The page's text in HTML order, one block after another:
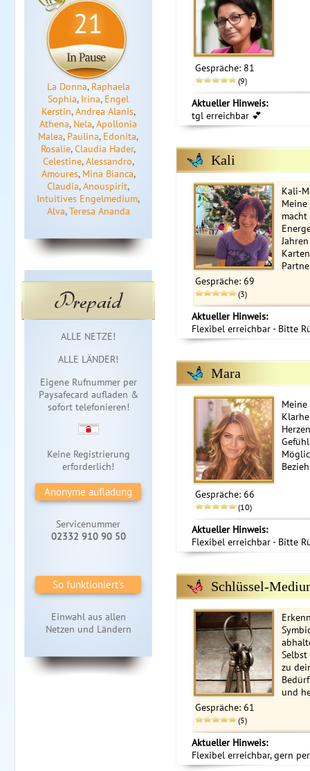
21
La Donna, Raphaela
Sophia, Irina, Engel
Kerstin,Andrea Alanis,
Athena, Nela,Apollonia
Malea, Paulina, Edonita,
Rosalie,Claudia Hader,
Celestine,Alessandro,
Amoures, Mina Bianca,
Claudia,Anouspirit,
Intuitives Engelmedium,
Alva,Teresa Ananda
Prepaid
Sofortzugang
ALLE NETZE!
ALLE LÄNDER!
Eigene Rufnummer per
Paysafecard aufladen &
sofort telefonieren!
Keine Registrierung
erforderlich!
Anonyme aufladung
Servicenummer
02332 910 90 50
So funktioniert's
Einwahl aus allen
Netzen und Ländern
Gespräche: 81
(9)
Aktueller Hinweis:
tgl erreichbar 💕
Kali
Kali-
Gespräche: 69
(3)
Aktueller Hinweis:
Flexibel erreichbar - Bitte
Mara
Gespräche: 66
(10)
Aktueller Hinweis:
Flexibel erreichbar - Bitte
Schlüssel-
zu
und
Gespräche: 61
(5)
Aktueller Hinweis:
Flexibel erreichbar, gern